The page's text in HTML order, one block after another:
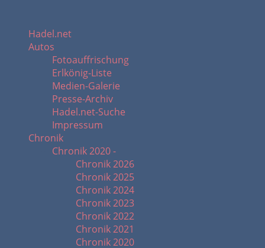
Hadel.net
Autos
Fotoauffrischung
Erlkönig-Liste
Medien-Galerie
Presse-Archiv
Hadel.net-Suche
Impressum
Chronik
Chronik 2020 -
Chronik 2026
Chronik 2025
Chronik 2024
Chronik 2023
Chronik 2022
Chronik 2021
Chronik 2020